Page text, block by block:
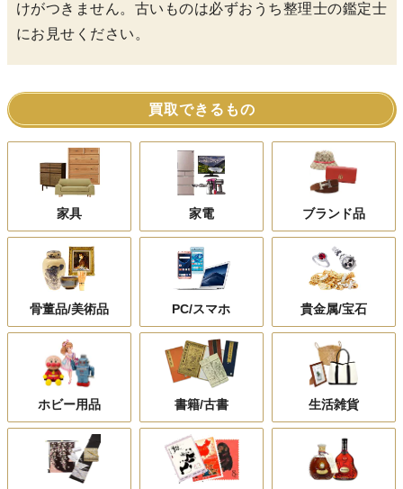
けがつきません。古いものは必ずおうち整理士の鑑定士
にお見せください。
買取できるもの
家具 家電 ブランド品
骨董品/美術品 PC/スマホ 貴金属/宝石
ホビー用品 書籍/古書 生活雑貨